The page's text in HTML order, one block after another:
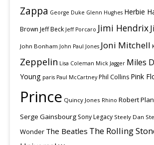
Zappa George Duke Glenn Hughes Herbie
Brown Jeff Beck Jeff Porcaro Jimi Hendrix
John Bonham John Paul Jones Joni Mitchell
Zeppelin Lisa Coleman Mick Jagger Miles
Young paris Paul McCartney Phil Collins Pink
Prince Quincy Jones Rhino Robert
Serge Gainsbourg Sony Legacy Steely Dan
Wonder The Beatles The Rolling